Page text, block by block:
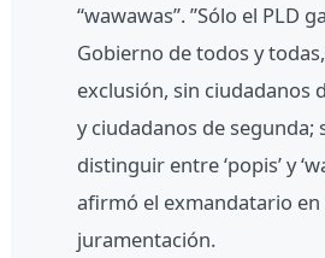
“wawawas”. ”Sólo el PLD
Gobierno de todos y
exclusión, sin ciudadanos
y ciudadanos de segunda;
distinguir entre ‘popis’ y
afirmó el exmandatario en
juramentación.